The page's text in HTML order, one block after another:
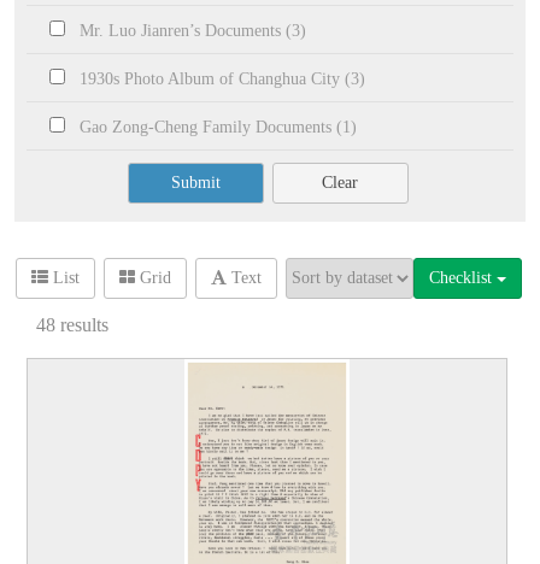
Mr. Luo Jianren’s Documents (3)
1930s Photo Album of Changhua City (3)
Gao Zong-Cheng Family Documents (1)
Submit Clear
List Grid Text Checklist
48 results